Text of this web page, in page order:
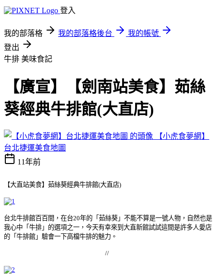
登入
我的部落格 我的部落格後台
我的帳號
登出
牛排 美味食記
【廣宣】【劍南站美食】茹絲
葵經典牛排館(大直店)
【小虎食夢網】
台北捷運美食地圖
11年前
【大直站美食】茹絲葵經典牛排館(大直店)
台北牛排館百百間，在台20年的「茹絲葵」不能不算是一號人物，自然也是
我心中「牛排」的選項之一，今天有幸來到大直新館試試這間是許多人愛店
的「牛排館」驗會一下高檔牛排的魅力。
//